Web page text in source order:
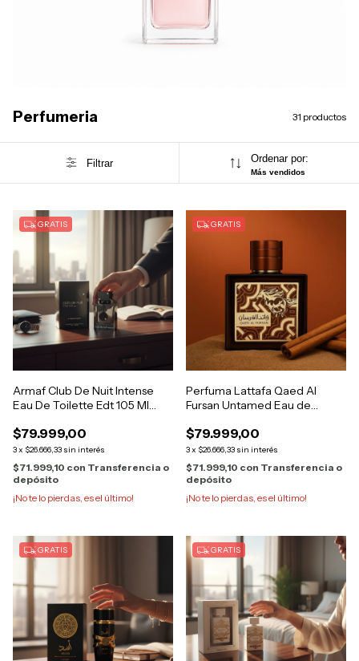
Perfumeria 31 productos
Filtrar Ordenar por:
Más vendidos
GRATIS
Armaf Club De Nuit Intense
Eau De Toilette Edt 105 Ml
$79.999,00
3x $26.666,33 sin interés
$71.999,10 con Transferencia o
depósito
¡No te lo pierdas, es el último!
GRATIS
Perfuma Lattafa Qaed Al
Fursan Untamed Eau de
$79.999,00
3x $26.666,33 sin interés
$71.999,10 con Transferencia o
depósito
¡No te lo pierdas, es el último!
GRATIS GRATIS